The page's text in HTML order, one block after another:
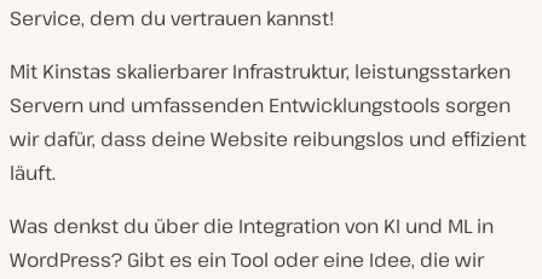
Service, dem du vertrauen kannst!
Mit Kinstas skalierbarer Infrastruktur, leistungsstarken
Servern und umfassenden Entwicklungstools sorgen
wir dafür, dass deine Website reibungslos und effizient
läuft.
Was denkst du über die Integration von KI und ML in
WordPress? Gibt es ein Tool oder eine Idee, die wir